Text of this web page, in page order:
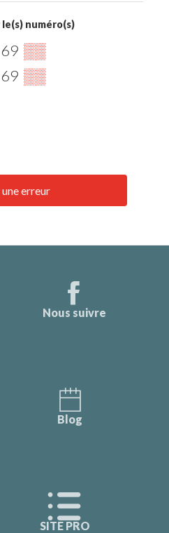
numéro(s)
▒▒
▒▒
erreur
Nous suivre
Blog
SITE PRO